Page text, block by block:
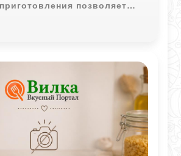
позволяет
рыбы и её
вкус.